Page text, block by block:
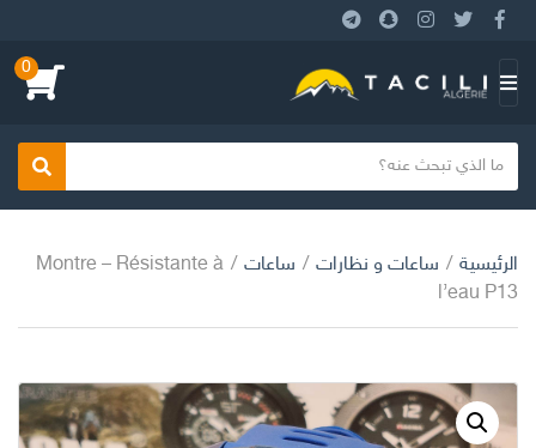
ق
ئ
س
ص
ا
بحث
0
الرئيسية / ساعات و نظارات / ساعات /
Montre – Résistante à
l’eau P13